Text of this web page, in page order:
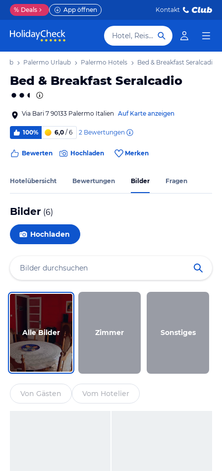
% Deals App öffnen Kontakt
Hotel, Reiseziel
Palermo Urlaub Palermo Hotels Bed & Breakfast Seralcadio
Bed & Breakfast Seralcadio
Via Bari 7 90133 Palermo Italien Auf Karte anzeigen
100% 6,0 / 6 2 Bewertungen
Bewerten Hochladen Merken
Hotelübersicht Bewertungen Bilder Fragen
Bilder (6)
Hochladen
Alle Bilder Zimmer Sonstiges
Von Gästen Vom Hotelier